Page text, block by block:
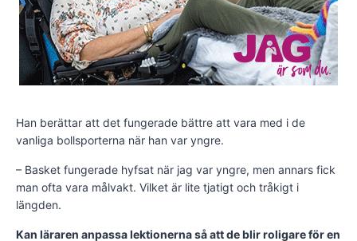
Han berättar att det fungerade bättre att vara med i de
vanliga bollsporterna när han var yngre.
– Basket fungerade hyfsat när jag var yngre, men annars fick
man ofta vara målvakt. Vilket är lite tjatigt och tråkigt i
längden.
Kan läraren anpassa lektionerna så att de blir roligare för en